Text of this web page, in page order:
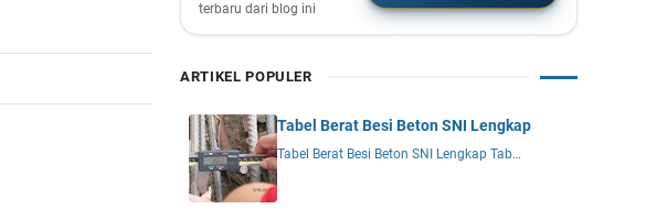
terbaru dari blog ini
ARTIKEL POPULER
Tabel Berat Besi Beton SNI Lengkap
Tabel Berat Besi Beton SNI Lengkap Tab…